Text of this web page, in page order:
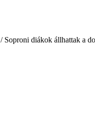
/ Soproni diákok állhattak a